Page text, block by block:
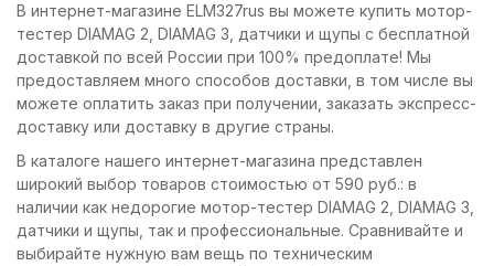
В интернет-магазине ELM327rus вы можете купить мотор-
тестер DIAMAG 2, DIAMAG 3, датчики и щупы с бесплатной
доставкой по всей России при 100% предоплате! Мы
предоставляем много способов доставки, в том числе вы
можете оплатить заказ при получении, заказать экспресс-
доставку или доставку в другие страны.
В каталоге нашего интернет-магазина представлен
широкий выбор товаров стоимостью от 590 руб.: в
наличии как недорогие мотор-тестер DIAMAG 2, DIAMAG 3,
датчики и щупы, так и профессиональные. Сравнивайте и
выбирайте нужную вам вещь по техническим